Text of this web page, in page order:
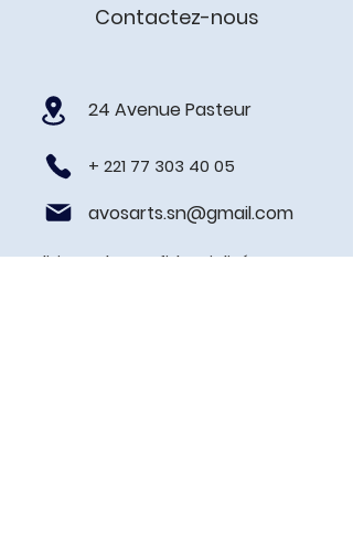
Contactez-nous
24 Avenue Pasteur
+ 221 77 303 40 05
avosarts.sn@gmail.com
Politique de confidentialité